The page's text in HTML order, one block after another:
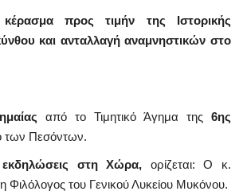
κέρασμα προς τιμήν της Ιστορικής
και ανταλλαγή αναμνηστικών στο
από το Τιμητικό Άγημα της 6ης
των Πεσόντων.
εκδηλώσεις στη Χώρα, ορίζεται: Ο κ.
του Γενικού Λυκείου Μυκόνου.